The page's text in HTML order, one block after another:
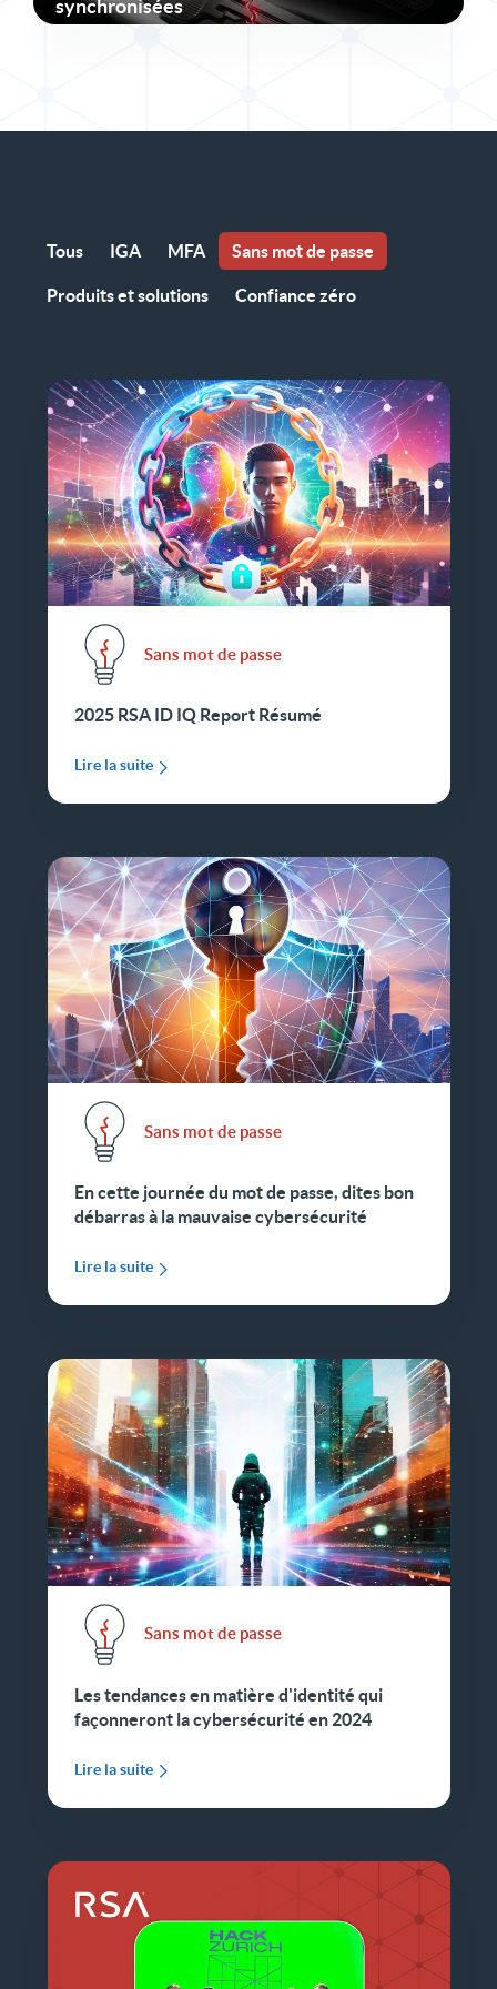
synchronisées
Tous IGA MFA Sans mot de passe
Produits et solutions Confiance zéro
Sans mot de passe
2025 RSA ID IQ Report Résumé
Lire la suite
Sans mot de passe
En cette journée du mot de passe, dites bon
débarras à la mauvaise cybersécurité
Lire la suite
Sans mot de passe
Les tendances en matière d'identité qui
façonneront la cybersécurité en 2024
Lire la suite